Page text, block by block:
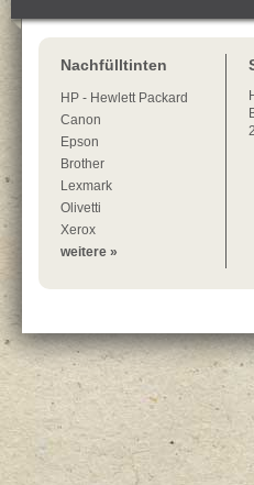
Nachfülltinten
HP - Hewlett Packard
Canon
Epson
Brother
Lexmark
Olivetti
Xerox
weitere »